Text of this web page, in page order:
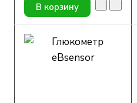
В корзину